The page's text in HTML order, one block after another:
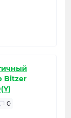
Bitzer
0